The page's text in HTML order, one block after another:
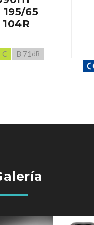
65
104R
C B 71 dB